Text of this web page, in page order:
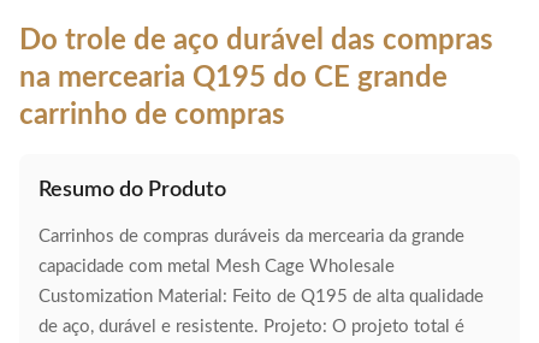
Do trole de aço durável das compras
na mercearia Q195 do CE grande
carrinho de compras
Resumo do Produto
Carrinhos de compras duráveis da mercearia da grande
capacidade com metal Mesh Cage Wholesale
Customization Material: Feito de Q195 de alta qualidade
de aço, durável e resistente. Projeto: O projeto total é